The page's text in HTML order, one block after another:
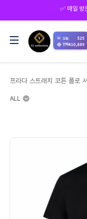
✅ 매일
📊 오늘 525
전체410,889
프라다 스트래치 코튼 폴로
ALL